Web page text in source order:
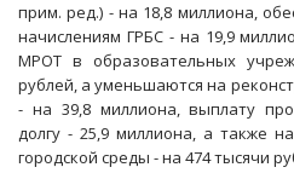
прим. ред.) - на 18,8 миллиона,
начислениям ГРБС - на 19,9
МРОТ в образовательных
рублей, а уменьшаются на
- на 39,8 миллиона, выплату
долгу - 25,9 миллиона, а также
городской среды - на 474 тысячи